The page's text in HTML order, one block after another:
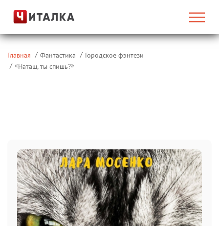
Главная Фантастика
Городское фэнтези
«Наташ, ты спишь?»